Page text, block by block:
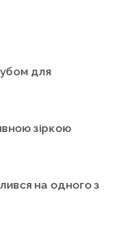
для
зіркою
на одного з